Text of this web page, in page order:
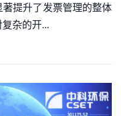
提升了发票管理的整体
杂的开...